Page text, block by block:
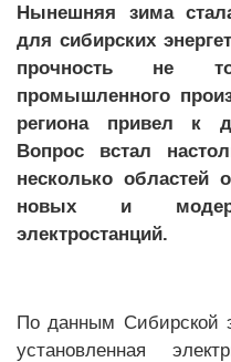
Нынешняя зима
для сибирских
прочность не
промышленного
региона привел к
Вопрос встал
несколько областей
новых и
электростанций.
По данным Сибирской
установленная